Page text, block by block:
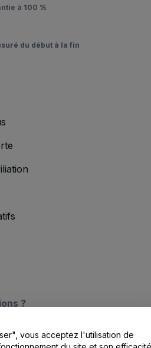
à 100 %
du début à la fin
?
/ Nous contacter
vous acceptez l'utilisation de